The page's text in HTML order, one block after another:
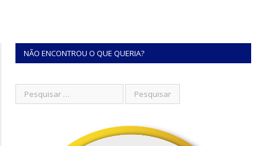
NÃO ENCONTROU O QUE QUERIA?